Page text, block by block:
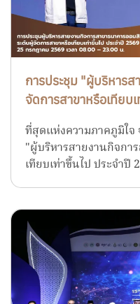
การประชุม "ผู้บริหารส
จัดการสาขาหรือเทียบ
ที่สุดแห่งความภาคภูมิใจ
"ผู้บริหารสายงานกิจกา
เทียบเท่าขึ้นไป ประจำ